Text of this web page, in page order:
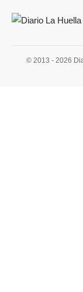
© 2013 - 2026